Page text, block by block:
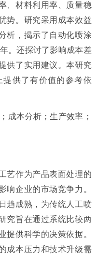
、材料利用率、质量稳
势。研究采用成本效益
析，揭示了自动化喷涂
。还探讨了影响成本差
供了实用建议。本研究
供了有价值的参考依
成本分析；生产效率；
艺作为产品表面处理的
响企业的市场竞争力。
趋成熟，为传统人工喷
究旨在通过系统比较两
提供科学的决策依据。
成本压力和技术升级需